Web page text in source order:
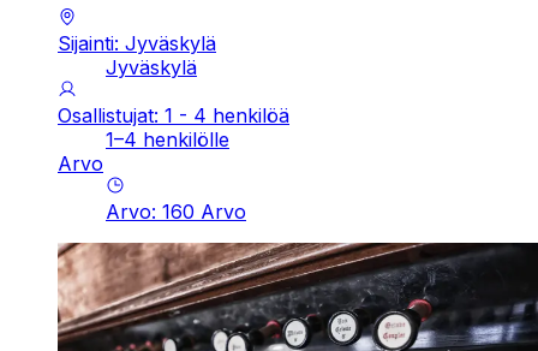
Sijainti: Jyväskylä
Jyväskylä
Osallistujat: 1 - 4 henkilöä
1–4 henkilölle
Arvo
Arvo: 160 Arvo